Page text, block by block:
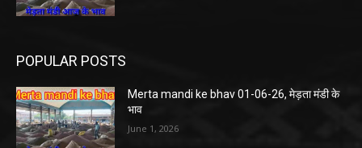
POPULAR POSTS
Merta mandi ke bhav 01-06-26, मेड़ता मंडी के
भाव
June 1, 2026